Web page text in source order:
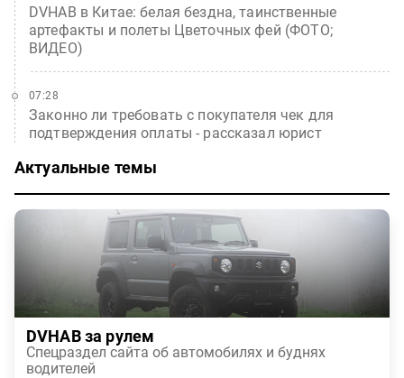
DVHAB в Китае: белая бездна, таинственные
артефакты и полеты Цветочных фей (ФОТО;
ВИДЕО)
Законно ли требовать с покупателя чек для
подтверждения оплаты - рассказал юрист
07:28
Актуальные темы
DVHAB за рулем
Спецраздел сайта об автомобилях и буднях
водителей